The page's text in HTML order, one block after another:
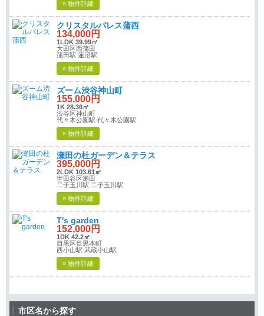
» 物件詳細
クリスタルパレス蒲西
134,000円
1LDK 39.99㎡
大田区西蒲田
蒲田駅 蓮沼駅
» 物件詳細
ズーム渋谷神山町
155,000円
1K 28.36㎡
渋谷区神山町
代々木公園駅 代々木公園駅
» 物件詳細
瀬田の杜ガーデン＆テラス
395,000円
2LDK 103.61㎡
世田谷区瀬田
二子玉川駅 二子玉川駅
» 物件詳細
T's garden
152,000円
1DK 42.2㎡
目黒区目黒本町
西小山駅 武蔵小山駅
» 物件詳細
市区名から探す